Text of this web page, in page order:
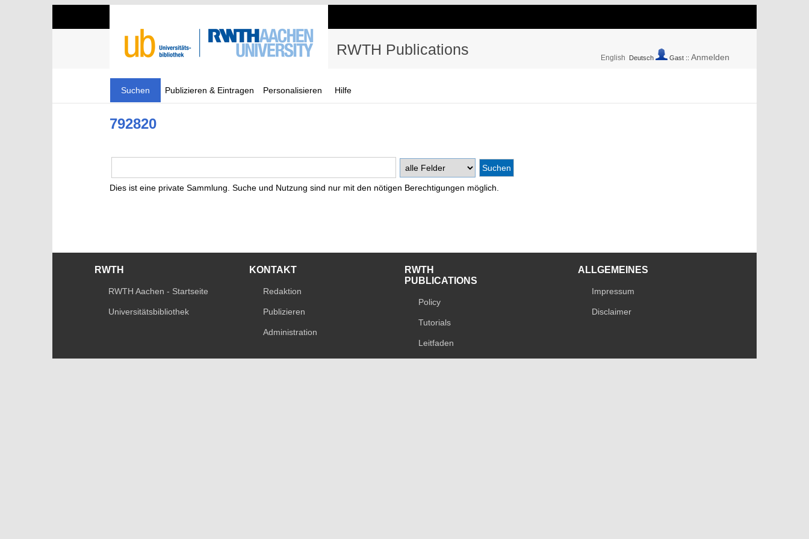
RWTH Publications English Deutsch Gast :: Anmelden
Suchen Publizieren & Eintragen Personalisieren Hilfe
792820
Dies ist eine private Sammlung. Suche und Nutzung sind nur mit den nötigen Berechtigungen möglich.
RWTH
RWTH Aachen - Startseite
Universitätsbibliothek
KONTAKT
Redaktion
Publizieren
Administration
RWTH
PUBLICATIONS
Policy
Tutorials
Leitfaden
ALLGEMEINES
Impressum
Disclaimer